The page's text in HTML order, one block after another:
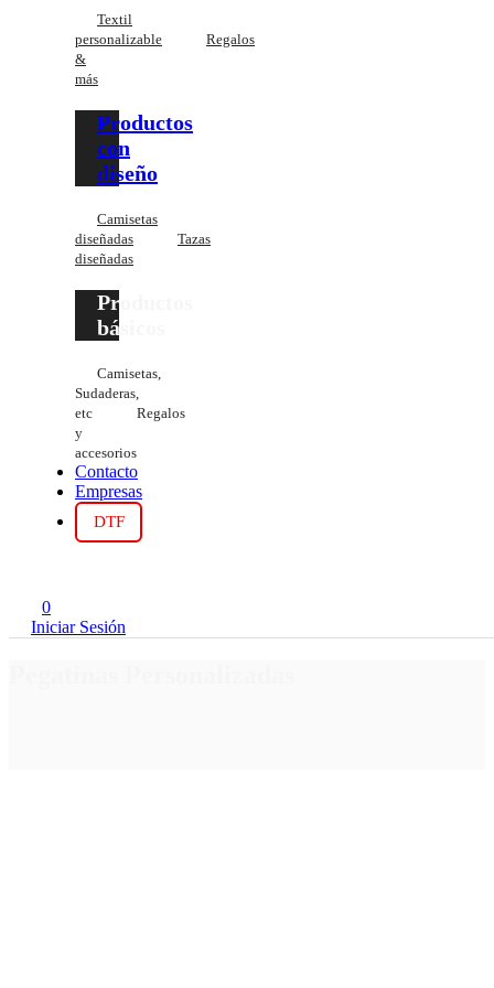
Textil
personalizable
Regalos
&
más
Productos
con
diseño
Camisetas
diseñadas
Tazas
diseñadas
Productos
básicos
Camisetas,
Sudaderas,
etc
Regalos
y
accesorios
Contacto
Empresas
DTF
0
Iniciar Sesión